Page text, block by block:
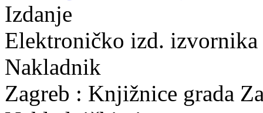
Izdanje
Elektroničko izd.
Nakladnik
Zagreb : Knjižnice grada